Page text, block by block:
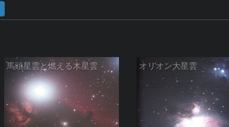
馬頭星雲と燃える木星雲 オリオン大星雲